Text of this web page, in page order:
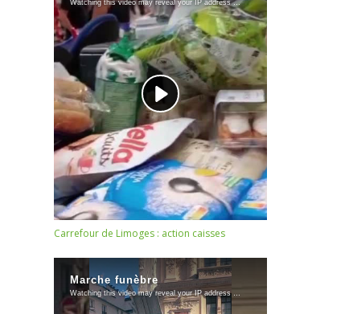
Carrefour de Limoges : action caisses